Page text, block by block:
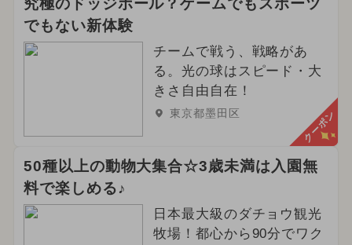
でもない新体験
チームで戦う、戦略があ
る。光の球はスピード・大
きさ自由自在！
東京都墨田区 クーポン
50種以上の動物大集合☆3歳未満は入園無
料で楽しめる♪
日本最大級のダチョウ観光
牧場！都心から90分でワク